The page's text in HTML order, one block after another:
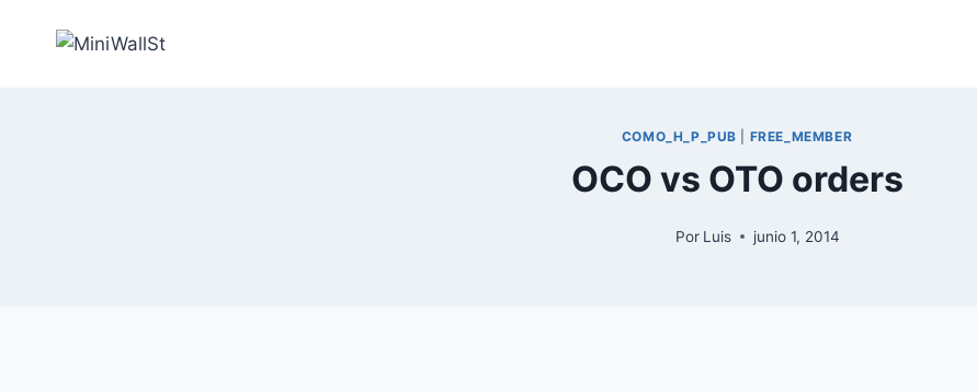
COMO_H_P_PUB FREE_MEMBER
OCO vs OTO orders
Por Luis junio 1, 2014